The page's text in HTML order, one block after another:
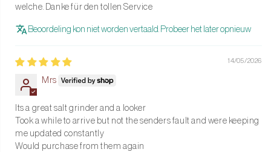
Twister Zout- of Pepermolen van Addison Ross. Bestel nu en
duurzaamheid!
welche. Danke für den tollen Service
Beoordeling kon niet worden vertaald. Probeer het later opnieuw
14/05/2026
Mrs
Its a great salt grinder and a looker
Took a while to arrive but not the senders fault and were keeping
me updated constantly
Would purchase from them again